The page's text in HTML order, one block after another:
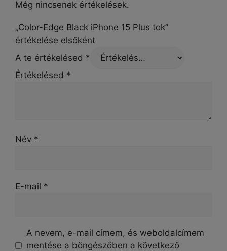
Még nincsenek értékelések.
„Color-Edge Black iPhone 15 Plus tok”
értékelése elsőként
A te értékelésed *
Értékelésed *
Név *
E-mail *
A nevem, e-mail címem, és weboldalcímem
mentése a böngészőben a következő